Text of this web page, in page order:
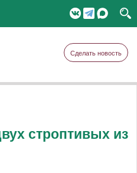
Сделать новость
строптивых из